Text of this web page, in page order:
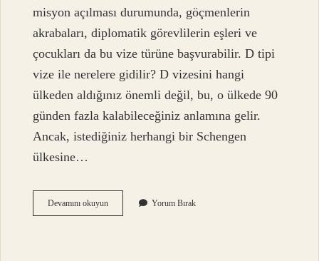
misyon açılması durumunda, göçmenlerin
akrabaları, diplomatik görevlilerin eşleri ve
çocukları da bu vize türüne başvurabilir. D tipi
vize ile nerelere gidilir? D vizesini hangi
ülkeden aldığınız önemli değil, bu, o ülkede 90
günden fazla kalabileceğiniz anlamına gelir.
Ancak, istediğiniz herhangi bir Schengen
ülkesine…
Devamını okuyunD
Tipi
Yorum Bırak